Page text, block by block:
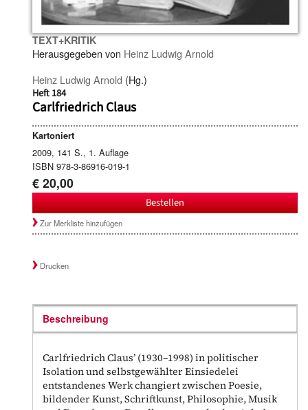
TEXT+KRITIK
Herausgegeben von Heinz Ludwig Arnold
Heinz Ludwig Arnold (Hg.)
Heft 184
Carlfriedrich Claus
Kartoniert
2009, 141 S., 1. Auflage
ISBN 978-3-86916-019-1
€ 20,00
Bestellen
Zur Merkliste hinzufügen
Drucken
Beschreibung
Carlfriedrich Claus’ (1930–1998) in politischer
Isolation und selbstgewählter Einsiedelei
entstandenes Werk changiert zwischen Poesie,
bildender Kunst, Schriftkunst, Philosophie, Musik